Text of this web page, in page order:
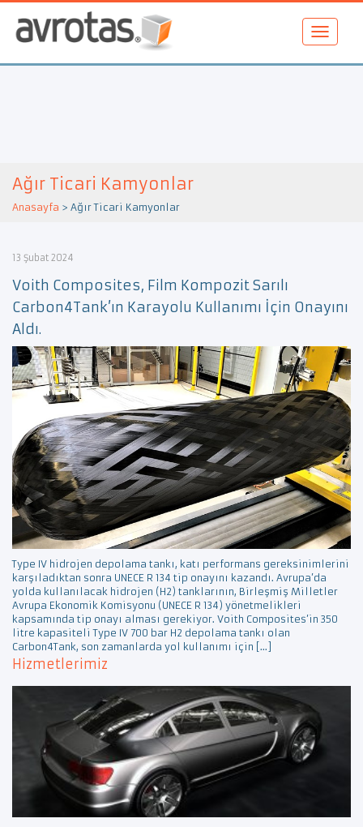
Ağır Ticari Kamyonlar
Anasayfa > Ağır Ticari Kamyonlar
13 Şubat 2024
Voith Composites, Film Kompozit Sarılı
Carbon4Tank’ın Karayolu Kullanımı İçin Onayını
Aldı.
Type IV hidrojen depolama tankı, katı performans gereksinimlerini
karşıladıktan sonra UNECE R 134 tip onayını kazandı. Avrupa’da
yolda kullanılacak hidrojen (H2) tanklarının, Birleşmiş Milletler
Avrupa Ekonomik Komisyonu (UNECE R 134) yönetmelikleri
kapsamında tip onayı alması gerekiyor. Voith Composites’in 350
litre kapasiteli Type IV 700 bar H2 depolama tankı olan
Carbon4Tank, son zamanlarda yol kullanımı için […]
Hizmetlerimiz